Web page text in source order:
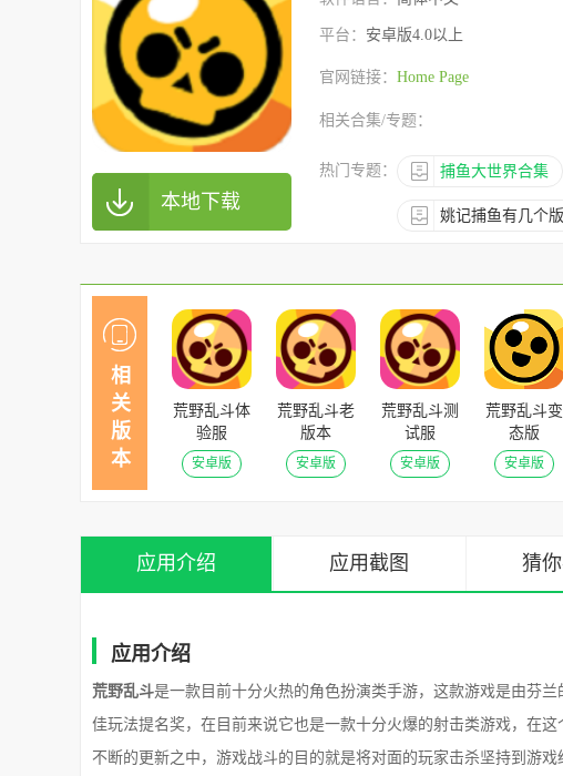
本地下载
平台： 安卓版4.0以上
官网链接： Home Page
相关合集/专题：
热门专题： 捕鱼大世界合集
姚记捕鱼有几个
相
关
版
本
荒野乱斗体
验服
v48.323安
卓版
安卓版
荒野乱斗老
版本
v48.323安
卓版
安卓版
荒野乱斗测
试服
v48.323安
卓版
安卓版
荒野乱斗变
态版
v46.168安
卓版
安卓版
应用介绍 应用截图 猜
应用介绍
荒野乱斗是一款目前十分火热的角色扮演类手游，这款游戏是由芬
佳玩法提名奖，在目前来说它也是一款十分火爆的射击类游戏，在
不断的更新之中，游戏战斗的目的就是将对面的玩家击杀坚持到游